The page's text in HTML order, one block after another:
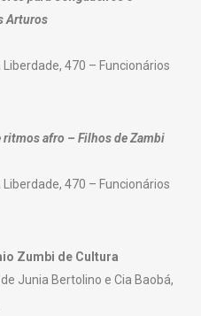
Arturos
Liberdade, 470 – Funcionários
ritmos afro – Filhos de Zambi
Liberdade, 470 – Funcionários
Zumbi de Cultura
Junia Bertolino e Cia Baobá,